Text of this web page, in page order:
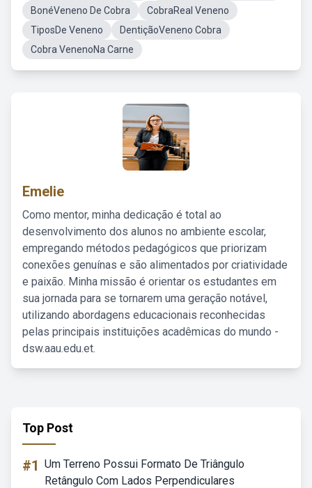
BonéVeneno De Cobra
CobraReal Veneno
TiposDe Veneno
DentiçãoVeneno Cobra
Cobra VenenoNa Carne
Emelie
Como mentor, minha dedicação é total ao
desenvolvimento dos alunos no ambiente escolar,
empregando métodos pedagógicos que priorizam
conexões genuínas e são alimentados por criatividade
e paixão. Minha missão é orientar os estudantes em
sua jornada para se tornarem uma geração notável,
utilizando abordagens educacionais reconhecidas
pelas principais instituições acadêmicas do mundo -
dsw.aau.edu.et.
Top Post
#1 Um Terreno Possui Formato De Triângulo
Retângulo Com Lados Perpendiculares